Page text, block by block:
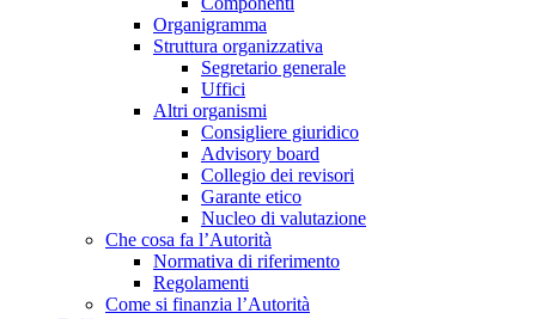
Organigramma
Struttura organizzativa
Segretario generale
Uffici
Altri organismi
Consigliere giuridico
Advisory board
Collegio dei revisori
Garante etico
Nucleo di valutazione
Che cosa fa l’Autorità
Normativa di riferimento
Regolamenti
Come si finanzia l’Autorità